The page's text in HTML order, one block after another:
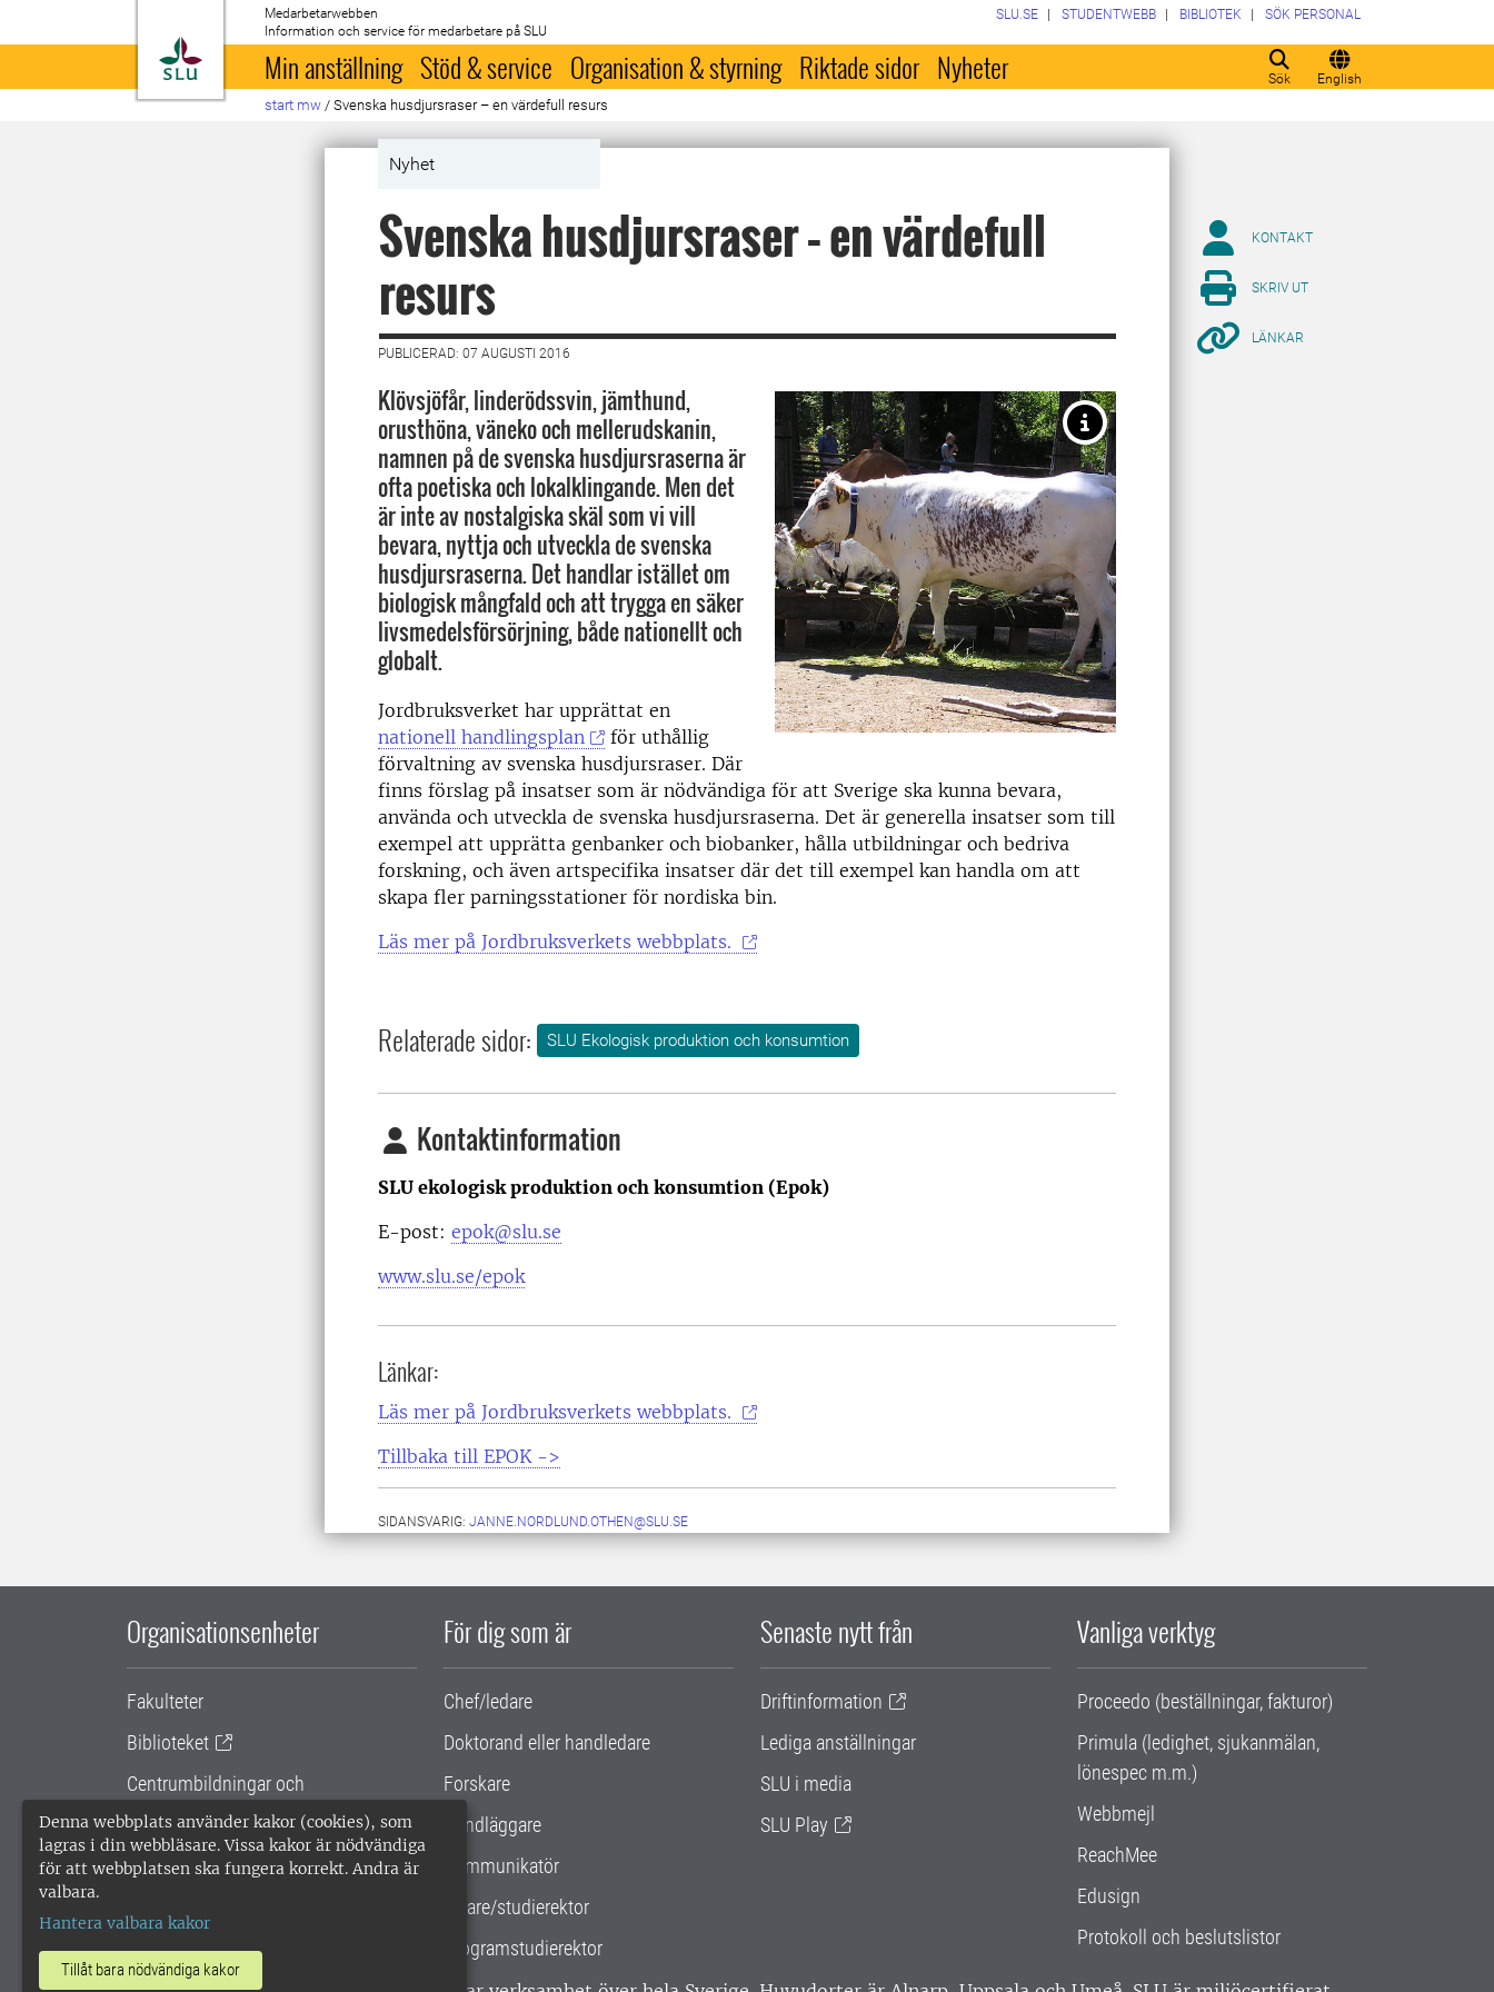
Denna webbplats använder kakor (cookies), som
lagras i din webbläsare. Vissa kakor är nödvändiga
för att webbplatsen ska fungera korrekt. Andra är
valbara.
Hantera valbara kakor
Tillåt bara nödvändiga kakor
Till startsida
Medarbetarwebben
Information och service för medarbetare på SLU
Sök English
SLU.SE STUDENTWEBB BIBLIOTEK SÖK PERSONAL
Min anställning Stöd & service Organisation & styrning Riktade sidor Nyheter
start mw / Svenska husdjursraser – en värdefull resurs
Nyhet
Svenska husdjursraser – en värdefull
resurs
PUBLICERAD: 07 AUGUSTI 2016
Klövsjöfår, linderödssvin, jämthund,
orusthöna, väneko och mellerudskanin,
namnen på de svenska husdjursraserna är
ofta poetiska och lokalklingande. Men det
är inte av nostalgiska skäl som vi vill
bevara, nyttja och utveckla de svenska
husdjursraserna. Det handlar istället om
biologisk mångfald och att trygga en säker
livsmedelsförsörjning, både nationellt och
globalt.
Jordbruksverket har upprättat en
nationell handlingsplan
för uthållig
förvaltning av svenska husdjursraser. Där
finns förslag på insatser som är nödvändiga för att Sverige ska kunna bevara,
använda och utveckla de svenska husdjursraserna. Det är generella insatser som till
exempel att upprätta genbanker och biobanker, hålla utbildningar och bedriva
forskning, och även artspecifika insatser där det till exempel kan handla om att
skapa fler parningsstationer för nordiska bin.
Läs mer på Jordbruksverkets webbplats.
Relaterade sidor: SLU Ekologisk produktion och konsumtion
Kontaktinformation
SLU ekologisk produktion och konsumtion (Epok)
E-post: epok@slu.se
www.slu.se/epok
Länkar:
Läs mer på Jordbruksverkets webbplats.
Tillbaka till EPOK ->
SIDANSVARIG: JANNE.NORDLUND.OTHEN@SLU.SE
KONTAKT
SKRIV UT
LÄNKAR
Organisationsenheter
Fakulteter
Biblioteket
Centrumbildningar och
samarbetsprojekt
Gemensamma verksamhetsstödet
För dig som är
Chef/ledare
Doktorand eller handledare
Forskare
Handläggare
Kommunikatör
Lärare/studierektor
Programstudierektor
Senaste nytt från
Driftinformation
Lediga anställningar
SLU i media
SLU Play
Vanliga verktyg
Proceedo (beställningar, fakturor)
Primula (ledighet, sjukanmälan,
lönespec m.m.)
Webbmejl
ReachMee
Edusign
Protokoll och beslutslistor